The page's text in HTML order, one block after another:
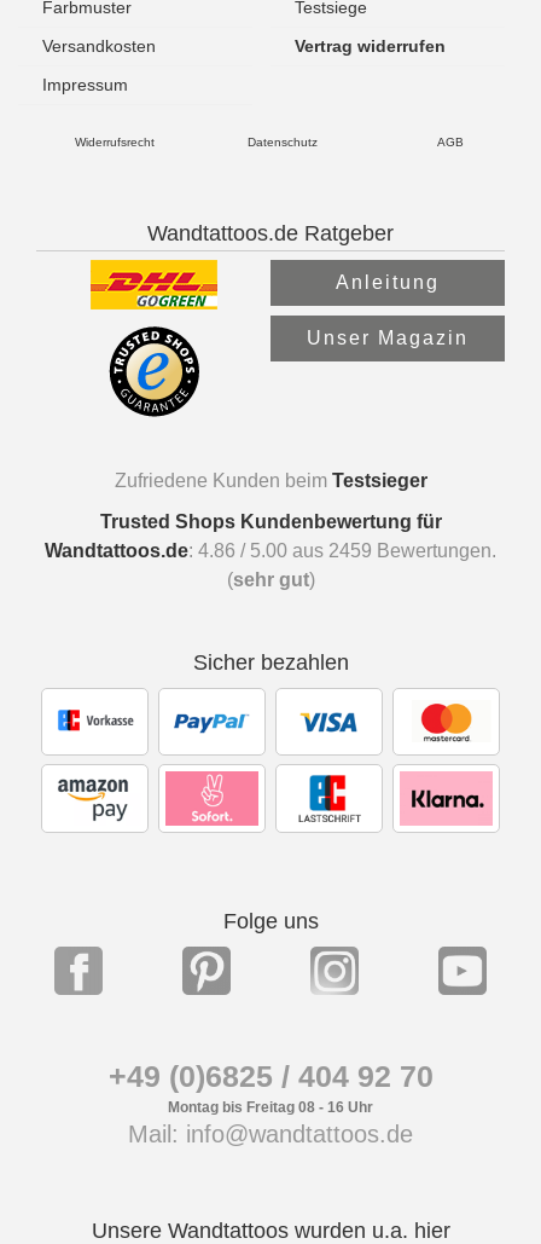
Farbmuster
Testsiege
Versandkosten
Vertrag widerrufen
Impressum
Widerrufsrecht Datenschutz AGB
Wandtattoos.de Ratgeber
Anleitung
Unser Magazin
Zufriedene Kunden beim Testsieger
Trusted Shops Kundenbewertung für
Wandtattoos.de: 4.86 / 5.00 aus 2459 Bewertungen.
(sehr gut)
Sicher bezahlen
Folge uns
+49 (0)6825 / 404 92 70
Montag bis Freitag 08 - 16 Uhr
Mail: info@wandtattoos.de
Unsere Wandtattoos wurden u.a. hier